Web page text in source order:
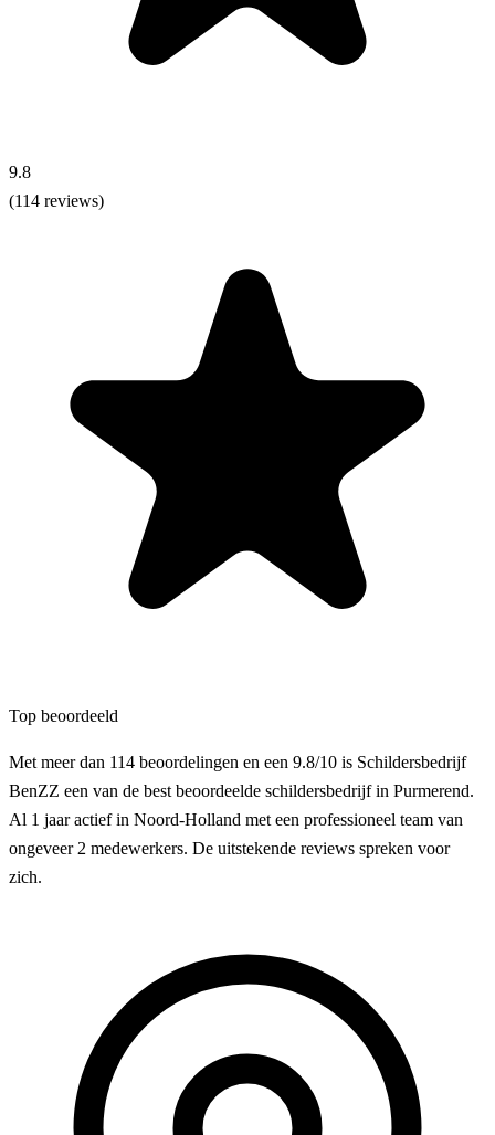
9.8
(114 reviews)
Top beoordeeld
Met meer dan 114 beoordelingen en een 9.8/10 is Schildersbedrijf
BenZZ een van de best beoordeelde schildersbedrijf in Purmerend.
Al 1 jaar actief in Noord-Holland met een professioneel team van
ongeveer 2 medewerkers. De uitstekende reviews spreken voor
zich.